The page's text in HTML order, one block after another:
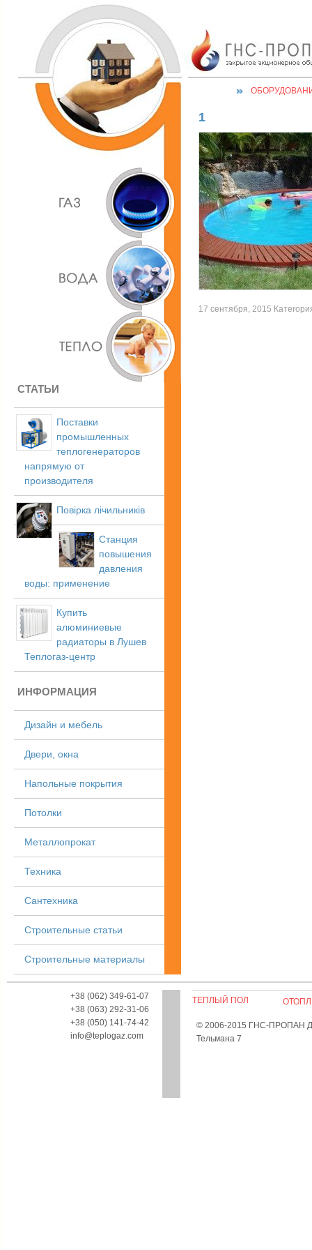
СТАТЬИ
Поставки
промышленных
теплогенераторов
напрямую от
производителя
Повірка лічильників
Станция
повышения
давления
воды: применение
Купить
алюминиевые
радиаторы в Лушев
Теплогаз-центр
ИНФОРМАЦИЯ
Дизайн и мебель
Двери, окна
Напольные покрытия
Потолки
Металлопрокат
Техника
Сантехника
Строительные статьи
Строительные материалы
1
17 сентября, 2015
+38 (062) 349-61-07
+38 (063) 292-31-06
+38 (050) 141-74-42
info@teplogaz.com
ТЕПЛЫЙ ПОЛ
© 2006-2015 ГНС-ПРОПАН
Тельмана 7